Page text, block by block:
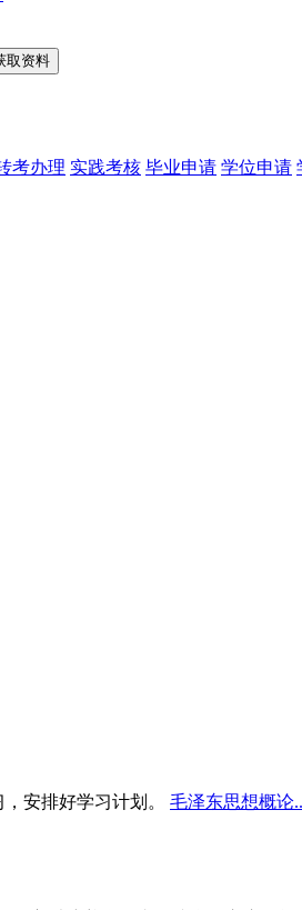
考办理 实践考核 毕业申请 学位申请
安排好学习计划。 毛泽东思想概论